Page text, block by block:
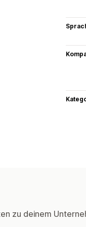
zu deinem